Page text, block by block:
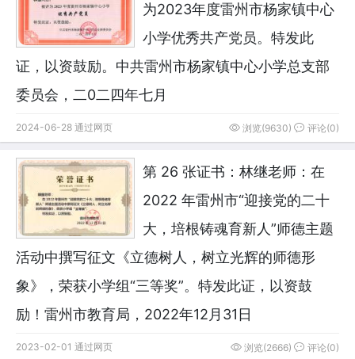
为2023年度雷州市杨家镇中心
小学优秀共产党员。特发此
证，以资鼓励。中共雷州市杨家镇中心小学总支部
委员会，二0二四年七月
2024-06-28 通过网页 浏览(9630) 评论(0)
第 26 张证书：林继老师：在
2022 年雷州市“迎接党的二十
大，培根铸魂育新人”师德主题
活动中撰写征文《立德树人，树立光辉的师德形
象》，荣获小学组“三等奖”。特发此证，以资鼓
励！雷州市教育局，2022年12月31日
2023-02-01 通过网页 浏览(2666) 评论(0)